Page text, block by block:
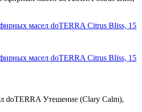
масел doTERRA Citrus Bliss, 15
масел doTERRA Citrus Bliss, 15